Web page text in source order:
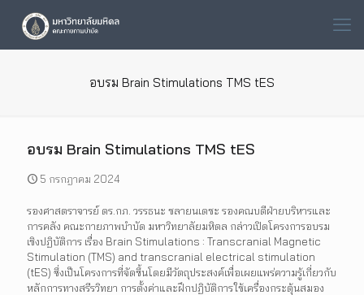
อบรม Brain Stimulations TMS tES
อบรม Brain Stimulations TMS tES
5 กรกฎาคม 2024
รองศาสตราจารย์ ดร.กภ. วรรธนะ ชลายนเดชะ รองคณบดีฝ่ายบริหารและ
การคลัง คณะกายภาพบำบัด มหาวิทยาลัยมหิดล กล่าวเปิดโครงการอบรม
เชิงปฏิบัติการ เรื่อง Brain Stimulations : Transcranial Magnetic
Stimulation (TMS) and transcranial electrical stimulation
(tES) ซึ่งเป็นโครงการที่จัดขึ้นโดยมีวัตถุประสงค์เพื่อเผยแพร่ความรู้เกี่ยวกับ
หลักการทางสรีรวิทยา การตั้งค่าและฝึกปฏิบัติการใช้เครื่องกระตุ้นสมอง